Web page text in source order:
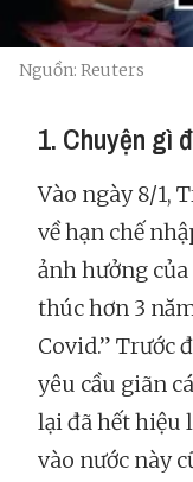
Nguồn: Reuters
1. Chuyện gì
Vào ngày 8/1,
về hạn chế
ảnh hưởng
thúc hơn 3
Covid.” Trước
yêu cầu giãn
lại đã hết hiệu
vào nước này